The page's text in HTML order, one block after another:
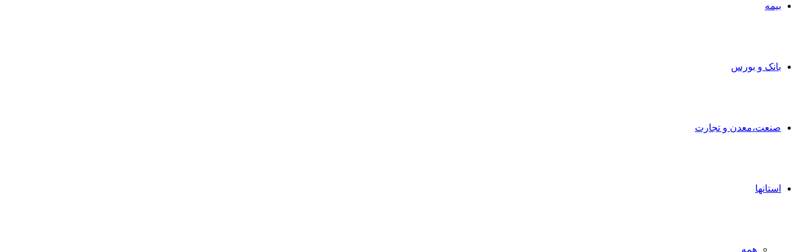
بیمه
بانک و بورس
صنعت،معدن و تجارت
استانها
همه